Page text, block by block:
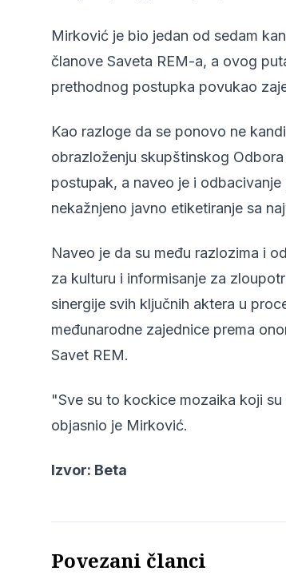
Mirković je bio jedan od sedam
članove Saveta REM-a, a ovog
prethodnog postupka povukao
Kao razloge da se ponovo ne
obrazloženju skupštinskog
postupak, a naveo je i
nekažnjeno javno etiketiranje sa
Naveo je da su među razlozima i
za kulturu i informisanje za
sinergije svih ključnih aktera u
međunarodne zajednice prema
Savet REM.
"Sve su to kockice mozaika koji
objasnio je Mirković.
Izvor: Beta
Povezani članci